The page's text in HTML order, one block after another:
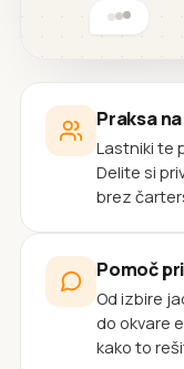
Praksa
Lastniki te
Delite si
brez
Pomoč
Od izbire
do okvare
kako to